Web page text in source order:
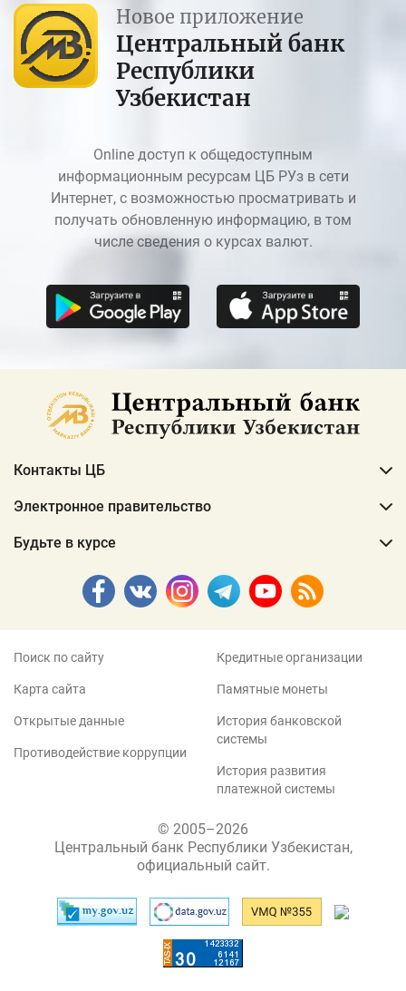
Новое приложение
Центральный банк
Республики
Узбекистан
Online доступ к общедоступным
информационным ресурсам ЦБ РУз в сети
Интернет, с возможностью просматривать и
получать обновленную информацию, в том
числе сведения о курсах валют.
Контакты ЦБ
Электронное правительство
Будьте в курсе
Поиск по сайту
Карта сайта
Открытые данные
Противодействие коррупции
Кредитные организации
Памятные монеты
История банковской
системы
История развития
платежной системы
© 2005–2026
Центральный банк Республики Узбекистан,
официальный сайт.